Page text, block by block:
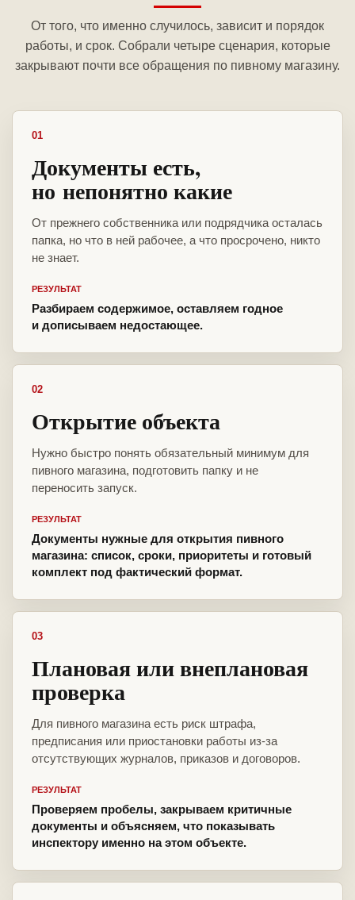
От того, что именно случилось, зависит и порядок
работы, и срок. Собрали четыре сценария, которые
закрывают почти все обращения по пивному магазину.
01
Документы есть,
но непонятно какие
От прежнего собственника или подрядчика осталась
папка, но что в ней рабочее, а что просрочено, никто
не знает.
РЕЗУЛЬТАТ
Разбираем содержимое, оставляем годное
и дописываем недостающее.
02
Открытие объекта
Нужно быстро понять обязательный минимум для
пивного магазина, подготовить папку и не
переносить запуск.
РЕЗУЛЬТАТ
Документы нужные для открытия пивного
магазина: список, сроки, приоритеты и готовый
комплект под фактический формат.
03
Плановая или внеплановая
проверка
Для пивного магазина есть риск штрафа,
предписания или приостановки работы из-за
отсутствующих журналов, приказов и договоров.
РЕЗУЛЬТАТ
Проверяем пробелы, закрываем критичные
документы и объясняем, что показывать
инспектору именно на этом объекте.